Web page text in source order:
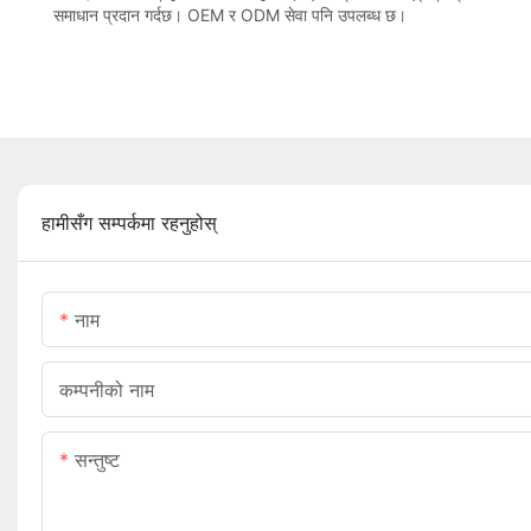
समाधान प्रदान गर्दछ। OEM र ODM सेवा पनि उपलब्ध छ।
हामीसँग सम्पर्कमा रहनुहोस्
नाम
कम्पनीको नाम
सन्तुष्ट